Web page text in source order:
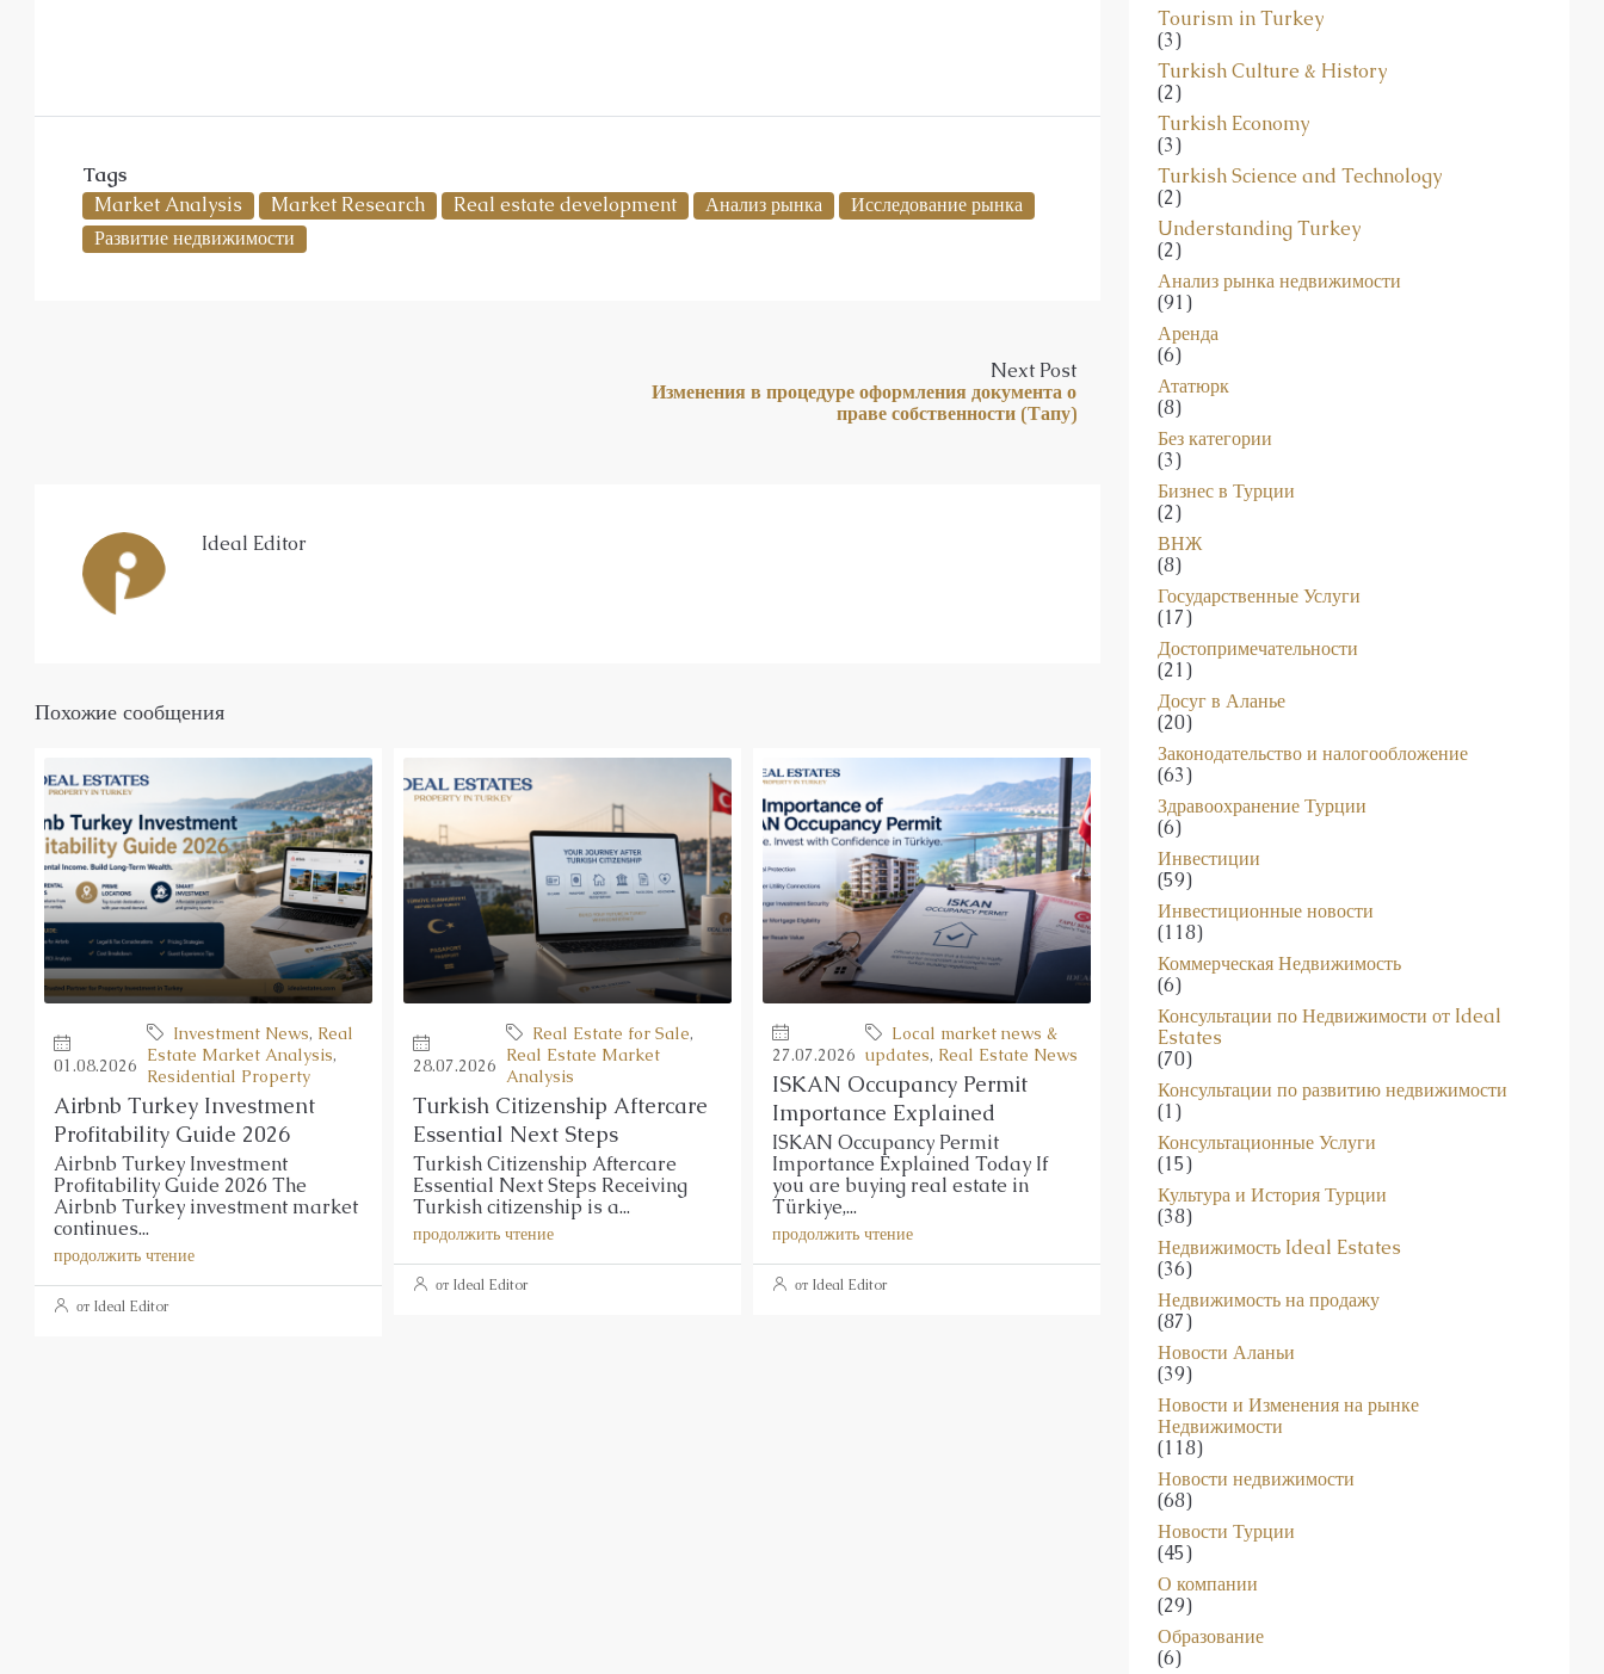
Tags
Market Analysis
Market Research Real estate development Анализ рынка
Исследование рынка
Развитие недвижимости
Next Post
Изменения в процедуре оформления документа о
праве собственности (Тапу)
Ideal Editor
Похожие сообщения
01.08.2026
Investment News, Real
Estate Market Analysis,
Residential Property
Airbnb Turkey Investment
Profitability Guide 2026
Airbnb Turkey Investment
Profitability Guide 2026 The
Airbnb Turkey investment market
continues...
продолжить чтение
от Ideal Editor
28.07.2026
Real Estate for Sale,
Real Estate Market
Analysis
Turkish Citizenship Aftercare
Essential Next Steps
Turkish Citizenship Aftercare
Essential Next Steps Receiving
Turkish citizenship is a...
продолжить чтение
от Ideal Editor
27.07.2026
Local market news &
updates, Real Estate News
ISKAN Occupancy Permit
Importance Explained
ISKAN Occupancy Permit
Importance Explained Today If
you are buying real estate in
Türkiye,...
продолжить чтение
от Ideal Editor
Tourism in Turkey
(3)
Turkish Culture & History
(2)
Turkish Economy
(3)
Turkish Science and Technology
(2)
Understanding Turkey
(2)
Анализ рынка недвижимости
(91)
Аренда
(6)
Ататюрк
(8)
Без категории
(3)
Бизнес в Турции
(2)
ВНЖ
(8)
Государственные Услуги
(17)
Достопримечательности
(21)
Досуг в Аланье
(20)
Законодательство и налогообложение
(63)
Здравоохранение Турции
(6)
Инвестиции
(59)
Инвестиционные новости
(118)
Коммерческая Недвижимость
(6)
Консультации по Недвижимости от Ideal
Estates
(70)
Консультации по развитию недвижимости
(1)
Консультационные Услуги
(15)
Культура и История Турции
(38)
Недвижимость Ideal Estates
(36)
Недвижимость на продажу
(87)
Новости Аланьи
(39)
Новости и Изменения на рынке
Недвижимости
(118)
Новости недвижимости
(68)
Новости Турции
(45)
О компании
(29)
Образование
(6)